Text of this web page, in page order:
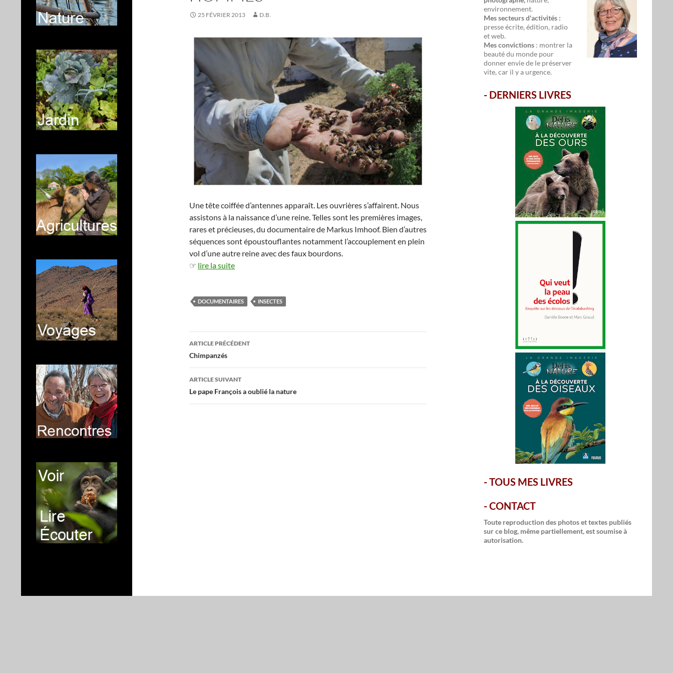
25 FÉVRIER 2013 D.B.
Une tête coiffée d’antennes apparaît. Les ouvrières s’affairent. Nous
assistons à la naissance d’une reine. Telles sont les premières images,
rares et précieuses, du documentaire de Markus Imhoof. Bien d’autres
séquences sont époustouflantes notamment l’accouplement en plein
vol d’une autre reine avec des faux bourdons.
☞ lire la suite
DOCUMENTAIRES INSECTES
Navigation
des
articles
ARTICLE PRÉCÉDENT
Chimpanzés
ARTICLE SUIVANT
Le pape François a oublié la nature
environnement.
Mes secteurs d'activités :
presse écrite, édition, radio
et web.
Mes convictions : montrer la
beauté du monde pour
donner envie de le préserver
vite, car il y a urgence.
- DERNIERS LIVRES
-TOUS MES LIVRES
-CONTACT
Toute reproduction des photos et textes publiés
sur ce blog, même partiellement, est soumise à
autorisation.